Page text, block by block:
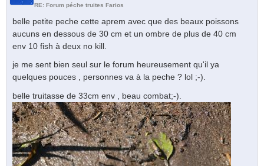
RE: Forum péche truites Farios
belle petite peche cette aprem avec que des beaux poissons
aucuns en dessous de 30 cm et un ombre de plus de 40 cm
env 10 fish à deux no kill.
je me sent bien seul sur le forum heureusement qu'il ya
quelques pouces , personnes va à la peche ? lol ;-).
belle truitasse de 33cm env , beau combat;-).